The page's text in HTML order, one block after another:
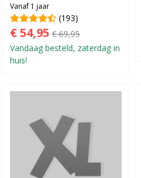
Vanaf 1 jaar
(193)
€ 54,95 € 69,95
Vandaag besteld, zaterdag in
huis!